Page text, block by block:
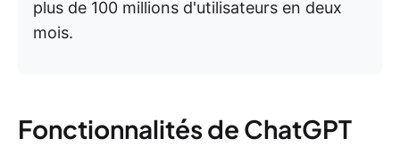
plus de 100 millions d'utilisateurs en deux
mois.
Fonctionnalités de ChatGPT